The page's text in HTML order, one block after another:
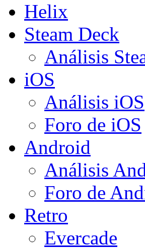
Helix
Steam Deck
Análisis
iOS
Análisis iOS
Foro de iOS
Android
Análisis
Foro de
Retro
Evercade